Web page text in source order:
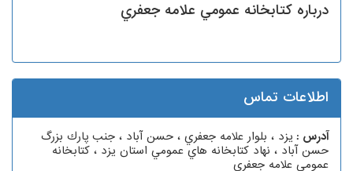
درباره كتابخانه عمومي علامه جعفري
اطلاعات تماس
آدرس :يزد ، بلوار علامه جعفري ، حسن آباد ، جنب پارك بزرگ
حسن آباد ، نهاد كتابخانه هاي عمومي استان يزد ، كتابخانه
عمومي علامه جعفري